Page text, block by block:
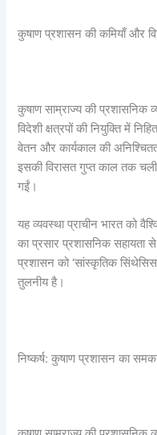
कुषाण प्रशासन की कमियाँ और
कुषाण साम्राज्य की प्रशासनिक
विदेशी क्षत्रपों की नियुक्ति में
वेतन और कार्यकाल की
इसकी विरासत गुप्त काल तक
गईं।
यह व्यवस्था प्राचीन भारत को
का प्रसार प्रशासनिक
प्रशासन को ‘सांस्कृतिक
तुलनीय है।
निष्कर्ष: कुषाण प्रशासन का